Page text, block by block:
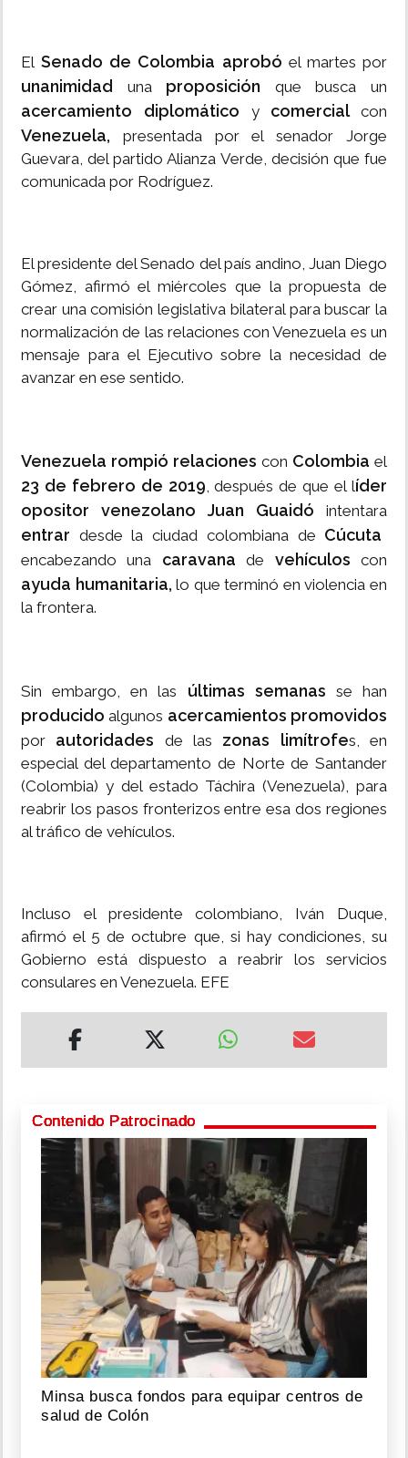
El Senado de Colombia aprobó el martes por
unanimidad una proposición que busca un
acercamiento diplomático ycomercial con
Venezuela, presentada por el senador Jorge
Guevara, del partido Alianza Verde, decisión que fue
comunicada por Rodríguez.
El presidente del Senado del país andino, Juan Diego
Gómez, afirmó el miércoles que la propuesta de
crear una comisión legislativa bilateral para buscar la
normalización de las relaciones con Venezuela es un
mensaje para el Ejecutivo sobre la necesidad de
avanzar en ese sentido.
Venezuela rompió relaciones con Colombia el
23 de febrero de 2019, después de que el líder
opositor venezolano Juan Guaidó intentara
entrar desde la ciudad colombiana de Cúcuta
encabezando una caravana de vehículoscon
ayuda humanitaria, lo que terminó en violencia en
la frontera.
Sin embargo, en las últimas semanas se han
producidoalgunos acercamientos promovidos
por autoridades de las zonas limítrofes, en
especial del departamento de Norte de Santander
(Colombia) y del estado Táchira (Venezuela), para
reabrir los pasos fronterizos entre esa dos regiones
al tráfico de vehículos.
Incluso el presidente colombiano, Iván Duque,
afirmó el 5 de octubre que, si hay condiciones, su
Gobierno está dispuesto a reabrir los servicios
consulares en Venezuela. EFE
Contenido Patrocinado
Minsa busca fondos para equipar centros de
salud de Colón